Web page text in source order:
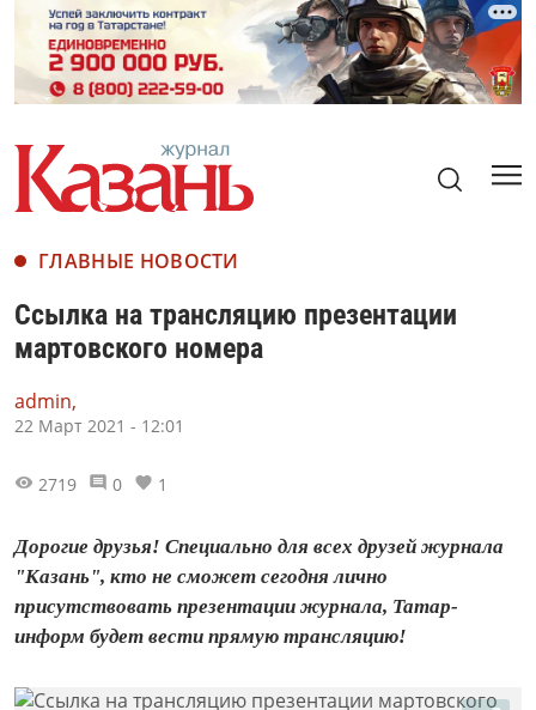
ГЛАВНЫЕ НОВОСТИ
Ссылка на трансляцию презентации
мартовского номера
admin,
22 Март 2021 - 12:01
2719 0 1
Дорогие друзья! Специально для всех друзей журнала
"Казань", кто не сможет сегодня лично
присутствовать презентации журнала, Татар-
информ будет вести прямую трансляцию!